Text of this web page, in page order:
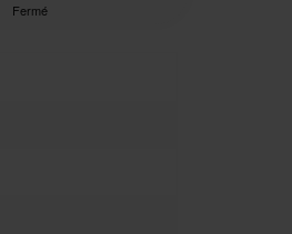
Fermé